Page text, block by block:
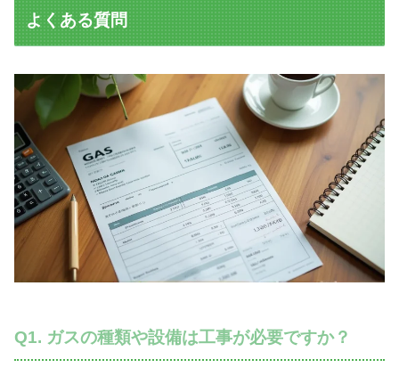
よくある質問
Q1. ガスの種類や設備は工事が必要ですか？